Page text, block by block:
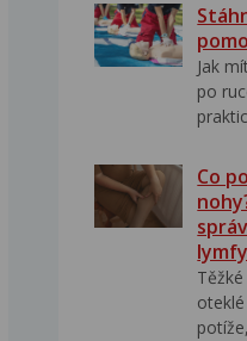
Jak
po
Co
lymfy